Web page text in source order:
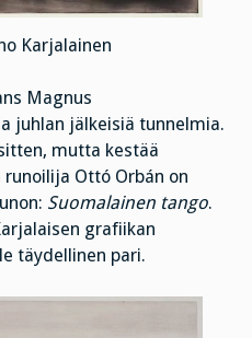
Karjalainen
Magnus
juhlan jälkeisiä tunnelmia.
mutta kestää
Ottó Orbán on
Suomalainen tango.
grafiikan
täydellinen pari.